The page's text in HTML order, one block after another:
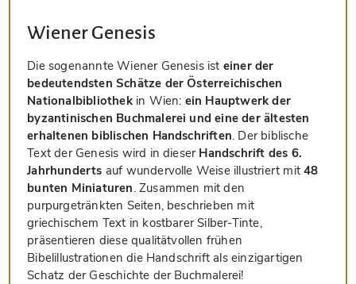
Wiener Genesis
Die sogenannte Wiener Genesis ist einer der
bedeutendsten Schätze der Österreichischen
Nationalbibliothekin Wien: ein Hauptwerk der
byzantinischen Buchmalerei und eine der ältesten
erhaltenen biblischen Handschriften. Der biblische
Text der Genesis wird in dieser Handschrift des 6.
Jahrhunderts auf wundervolle Weise illustriert mit48
bunten Miniaturen. Zusammen mit den
purpurgetränkten Seiten, beschrieben mit
griechischem Text in kostbarer Silber-Tinte,
präsentieren diese qualitätvollen frühen
Bibelillustrationen die Handschrift als einzigartigen
Schatz der Geschichte der Buchmalerei!